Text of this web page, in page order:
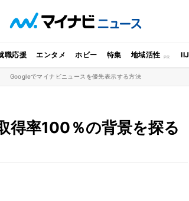
職応援 エンタメ ホビー 特集 地域活性 IIJ
Googleでマイナビニュースを優先表示する方法
得率100％の背景を探る